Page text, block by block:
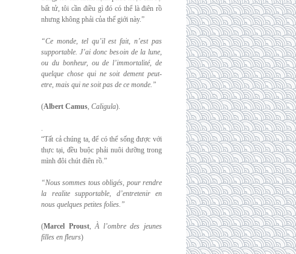
bất tử, tôi cần điều gì đó có thể là điên rồ
nhưng không phải của thế giới này.”
“Ce monde, tel qu’il est fait, n’est pas
supportable. J’ai donc besoin de la lune,
ou du bonheur, ou de l’immortalité, de
quelque chose qui ne soit dement peut-
etre, mais qui ne soit pas de ce monde.”
(Albert Camus, Caligula).
.
“Tất cả chúng ta, để có thể sống được với
thực tại, đều buộc phải nuôi dưỡng trong
mình đôi chút điên rồ.”
“Nous sommes tous obligés, pour rendre
la realite supportable, d’entretenir en
nous quelques petites folies.”
(Marcel Proust,À l’ombre des jeunes
filles en fleurs)